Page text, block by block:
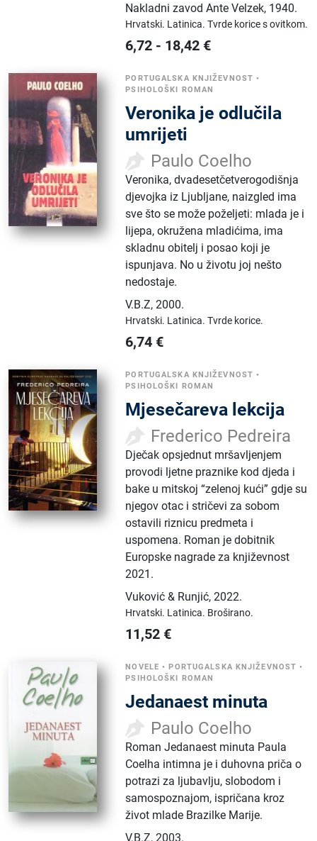
Nakladni zavod Ante Velzek, 1940.
Hrvatski. Latinica.Tvrde korice s ovitkom.
6,72 - 18,42 €
PORTUGALSKA KNJIŽEVNOST •
PSIHOLOŠKI ROMAN
Veronika je odlučila
umrijeti
Paulo Coelho
Veronika, dvadesetčetverogodišnja
djevojka iz Ljubljane, naizgled ima
sve što se može poželjeti: mlada je i
lijepa, okružena mladićima, ima
skladnu obitelj i posao koji je
ispunjava. No u životu joj nešto
nedostaje.
V.B.Z,2000.
Hrvatski. Latinica.Tvrde korice.
6,74 €
PORTUGALSKA KNJIŽEVNOST •
PSIHOLOŠKI ROMAN
Mjesečareva lekcija
Frederico Pedreira
Dječak opsjednut mršavljenjem
provodi ljetne praznike kod djeda i
bake u mitskoj “zelenoj kući” gdje su
njegov otac i stričevi za sobom
ostavili riznicu predmeta i
uspomena. Roman je dobitnik
Europske nagrade za književnost
2021.
Vuković & Runjić,2022.
Hrvatski. Latinica. Broširano.
11,52 €
NOVELE •PORTUGALSKA KNJIŽEVNOST •
PSIHOLOŠKI ROMAN
Jedanaest minuta
Paulo Coelho
Roman Jedanaest minuta Paula
Coelha intimna je i duhovna priča o
potrazi za ljubavlju, slobodom i
samospoznajom, ispričana kroz
život mlade Brazilke Marije.
V.B.Z,2003.